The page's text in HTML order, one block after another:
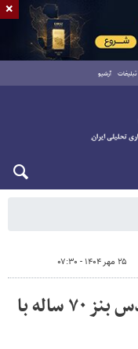
تبلیغات آرشیو
۲۵ مهر ۱۴۰۴ - ۰۷:۳۰
تولد دوباره یک افسانه / مرسدس بنز ۷۰ ساله با
×